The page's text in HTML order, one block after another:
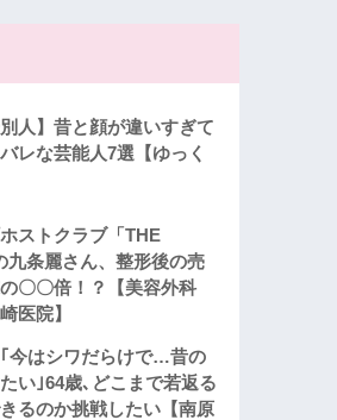
別人】昔と顔が違いすぎて
レな芸能人7選【ゆっく
ストクラブ「THE
九条麗さん、整形後の売
の〇〇倍！？【美容外科
医院】
｢今はシワだらけで…昔の
い｣64歳､どこまで若返る
るのか挑戦したい【南原